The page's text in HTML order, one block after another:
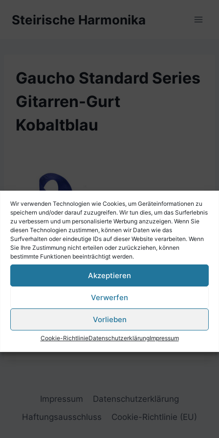
Wir verwenden Technologien wie Cookies, um Geräteinformationen zu
speichern und/oder darauf zuzugreifen. Wir tun dies, um das Surferlebnis
zu verbessern und um personalisierte Werbung anzuzeigen. Wenn Sie
diesen Technologien zustimmen, können wir Daten wie das
Surfverhalten oder eindeutige IDs auf dieser Website verarbeiten. Wenn
Sie Ihre Zustimmung nicht erteilen oder zurückziehen, können
bestimmte Funktionen beeinträchtigt werden.
Akzeptieren
Verwerfen
Vorlieben
Cookie-RichtlinieDatenschutzerklärungImpressum
InhaltSteirische Harmonika
Gaucho Standard Series
Gitarren-Gurt
Kobaltblau
Impressum
Datenschutzerklärung
Haftungsausschluss
Cookie-Richtlinie (EU)